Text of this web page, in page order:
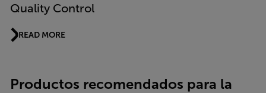
Quality Control
READ MORE
Productos recomendados para la